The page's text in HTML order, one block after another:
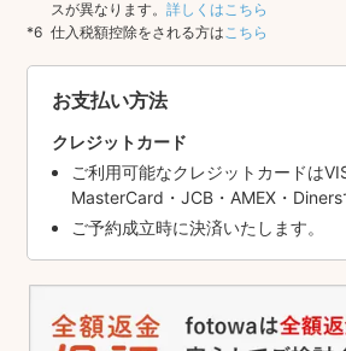
スが異なります。詳しくはこちら
仕入税額控除をされる方は こちら
お支払い方法
クレジットカード
ご利用可能なクレジットカードは
MasterCard・JCB・AMEX・Diners
ご予約成立時に決済いたします。